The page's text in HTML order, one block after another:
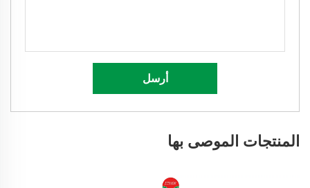
أرسل
المنتجات الموصى بها